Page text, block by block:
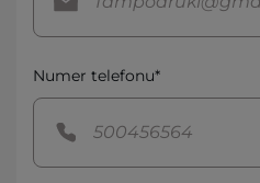
Numer telefonu*